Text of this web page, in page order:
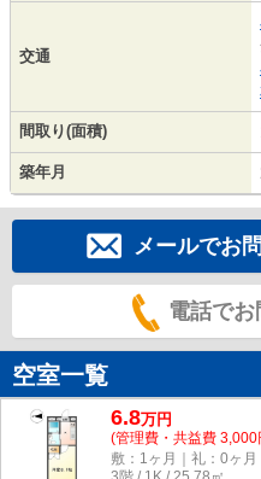
交通
間取り(面積)
築年月
メールでお
電話で
空室一覧
6.8万円
(管理費・共益費 3,000
敷：1ヶ月｜礼：0ヶ月